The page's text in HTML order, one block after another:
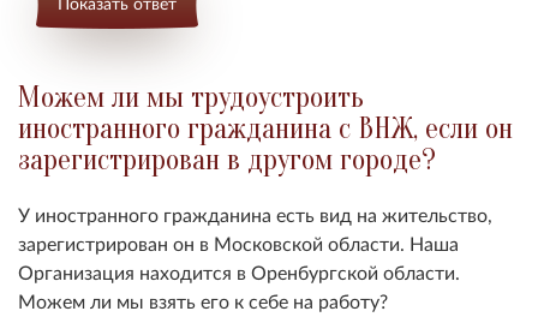
Можем ли мы трудоустроить
иностранного гражданина с ВНЖ, если он
зарегистрирован в другом городе?
У иностранного гражданина есть вид на жительство,
зарегистрирован он в Московской области. Наша
Организация находится в Оренбургской области.
Можем ли мы взять его к себе на работу?